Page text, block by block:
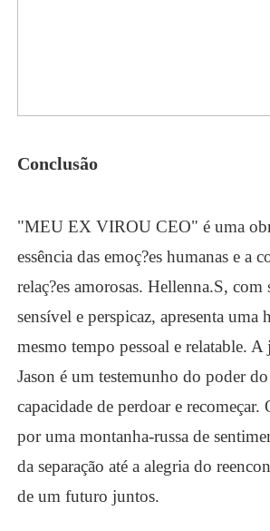
Conclusão
"MEU EX VIROU CEO" é uma
essência das emoç?es humanas e a
relaç?es amorosas. Hellenna.S, com
sensível e perspicaz, apresenta uma
mesmo tempo pessoal e relatable. A
Jason é um testemunho do poder
capacidade de perdoar e
por uma montanha-russa de
da separação até a alegria do
de um futuro juntos.